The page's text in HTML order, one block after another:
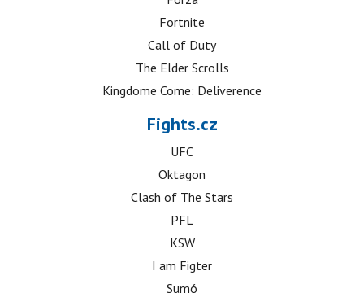
Fortnite
Call of Duty
The Elder Scrolls
Kingdome Come: Deliverence
Fights.cz
UFC
Oktagon
Clash of The Stars
PFL
KSW
I am Figter
Sumó